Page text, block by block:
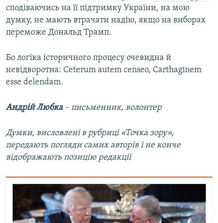
сподіваючись на її підтримку України, на мою
думку, не мають втрачати надію, якщо на виборах
переможе Дональд Трамп.
Бо логіка історичного процесу очевидна й
невідворотна: Ceterum autem censeo, Carthaginem
esse delendam.
Андрій Любка– письменник, волонтер
Думки, висловлені в рубриці «Точка зору»,
передають погляди самих авторів і не конче
відображають позицію редакції